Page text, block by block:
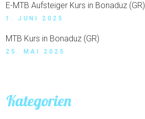
E-MTB Aufsteiger Kurs in Bonaduz (GR)
1. JUNI 2025
MTB Kurs in Bonaduz (GR)
25. MAI 2025
Kategorien